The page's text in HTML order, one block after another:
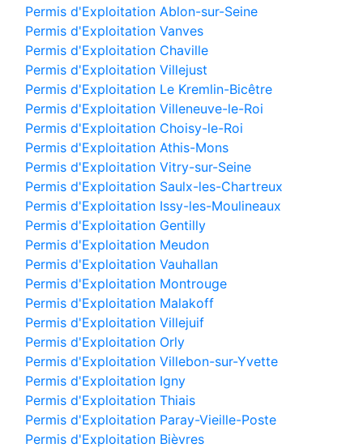
Permis d'Exploitation Ablon-sur-Seine
Permis d'Exploitation Vanves
Permis d'Exploitation Chaville
Permis d'Exploitation Villejust
Permis d'Exploitation Le Kremlin-Bicêtre
Permis d'Exploitation Villeneuve-le-Roi
Permis d'Exploitation Choisy-le-Roi
Permis d'Exploitation Athis-Mons
Permis d'Exploitation Vitry-sur-Seine
Permis d'Exploitation Saulx-les-Chartreux
Permis d'Exploitation Issy-les-Moulineaux
Permis d'Exploitation Gentilly
Permis d'Exploitation Meudon
Permis d'Exploitation Vauhallan
Permis d'Exploitation Montrouge
Permis d'Exploitation Malakoff
Permis d'Exploitation Villejuif
Permis d'Exploitation Orly
Permis d'Exploitation Villebon-sur-Yvette
Permis d'Exploitation Igny
Permis d'Exploitation Thiais
Permis d'Exploitation Paray-Vieille-Poste
Permis d'Exploitation Bièvres